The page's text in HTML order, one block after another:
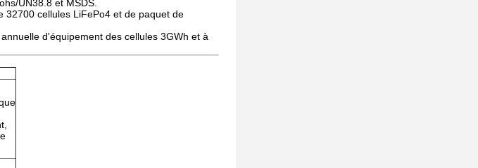
UN38.8 et MSDS.
32700 cellules LiFePo4 et de paquet de
d'équipement des cellules 3GWh et à